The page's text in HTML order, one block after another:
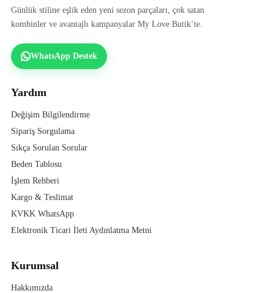
Günlük stiline eşlik eden yeni sezon parçaları, çok satan
kombinler ve avantajlı kampanyalar My Love Butik’te.
WhatsApp Destek
Yardım
Değişim Bilgilendirme
Sipariş Sorgulama
Sıkça Sorulan Sorular
Beden Tablosu
İşlem Rehberi
Kargo & Teslimat
KVKK WhatsApp
Elektronik Ticari İleti Aydınlatma Metni
Kurumsal
Hakkımızda